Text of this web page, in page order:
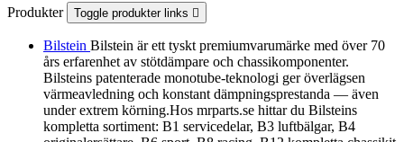
Produkter Toggle produkter links 
Bilstein Bilstein är ett tyskt premiumvarumärke med över 70
års erfarenhet av stötdämpare och chassikomponenter.
Bilsteins patenterade monotube-teknologi ger överlägsen
värmeavledning och konstant dämpningsprestanda — även
under extrem körning.Hos mrparts.se hittar du Bilsteins
kompletta sortiment: B1 servicedelar, B3 luftbälgar, B4